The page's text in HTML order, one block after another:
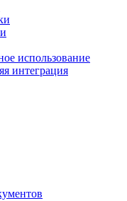
использование
интеграция